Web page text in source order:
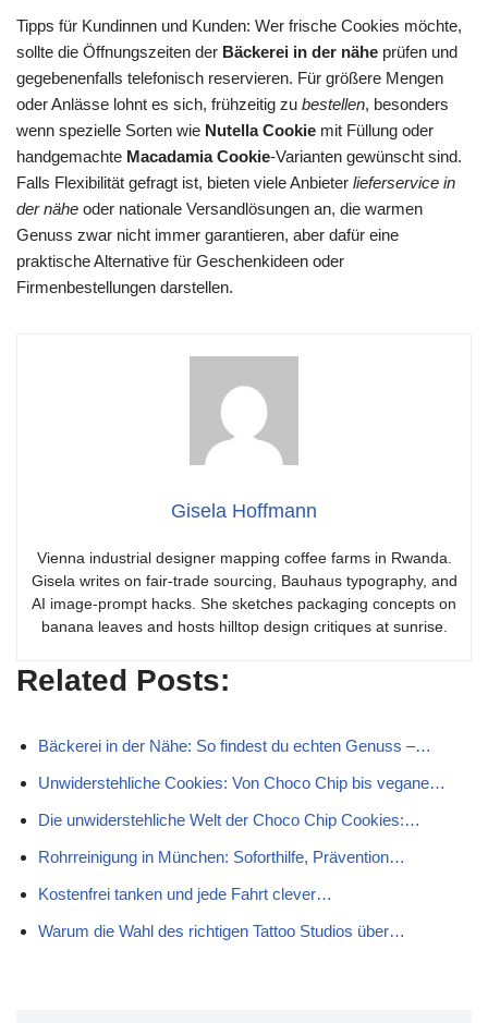
Tipps für Kundinnen und Kunden: Wer frische Cookies möchte,
sollte die Öffnungszeiten der Bäckerei in der nähe prüfen und
gegebenenfalls telefonisch reservieren. Für größere Mengen
oder Anlässe lohnt es sich, frühzeitig zu bestellen, besonders
wenn spezielle Sorten wie Nutella Cookie mit Füllung oder
handgemachte Macadamia Cookie-Varianten gewünscht sind.
Falls Flexibilität gefragt ist, bieten viele Anbieter lieferservice in
der nähe oder nationale Versandlösungen an, die warmen
Genuss zwar nicht immer garantieren, aber dafür eine
praktische Alternative für Geschenkideen oder
Firmenbestellungen darstellen.
Gisela Hoffmann
Vienna industrial designer mapping coffee farms in Rwanda.
Gisela writes on fair-trade sourcing, Bauhaus typography, and
AI image-prompt hacks. She sketches packaging concepts on
banana leaves and hosts hilltop design critiques at sunrise.
Related Posts:
Bäckerei in der Nähe: So findest du echten Genuss –…
Unwiderstehliche Cookies: Von Choco Chip bis vegane…
Die unwiderstehliche Welt der Choco Chip Cookies:…
Rohrreinigung in München: Soforthilfe, Prävention…
Kostenfrei tanken und jede Fahrt clever…
Warum die Wahl des richtigen Tattoo Studios über…